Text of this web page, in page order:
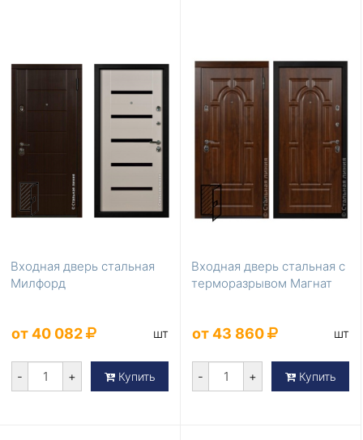
Входная дверь стальная
Милфорд
от 40 082 шт
- + Купить
Входная дверь стальная с
терморазрывом Магнат
от 43 860 шт
- + Купить